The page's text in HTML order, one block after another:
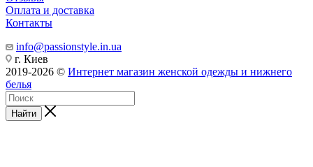
Оплата и доставка
Контакты
info@passionstyle.in.ua
г. Киев
2019-2026 © Интернет магазин женской одежды и нижнего
белья
Найти